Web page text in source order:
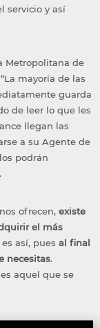
servicio y así
Metropolitana de
mayoría de las
guarda
de leer lo que les
llegan las
a su Agente de
podrán
ofrecen, existe
el más
así, pues al final
necesitas.
aquel que se